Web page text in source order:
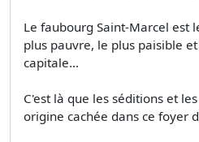
Le faubourg Saint-Marcel est
plus pauvre, le plus paisible
capitale...
C'est là que les séditions et
origine cachée dans ce foyer